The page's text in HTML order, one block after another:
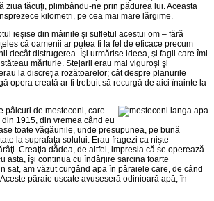
ziua tăcuţi, plimbându-ne prin pădurea lui. Aceasta
kilometri, pe cea mai mare lărgime.
ieşise din mâinile şi sufletul acestui om – fără
că oamenii ar putea fi la fel de eficace precum
decât distrugerea. Îşi urmărise ideea, şi fagii care îmi
mărturie. Stejarii erau mai viguroşi şi
la discreţia rozătoarelor; cât despre planurile
opera creată ar fi trebuit să recurgă de aici înainte la
pâlcuri de mesteceni, care
1915, din vremea când eu
toate văgăunile, unde presupunea, pe bună
la suprafaţa solului. Erau fragezi ca nişte
Creaţia dădea, de altfel, impresia că se operează
asta, îşi continua cu îndârjire sarcina foarte
sat, am văzut curgând apa în pâraiele care, de când
pâraie uscate avuseseră odinioară apă, în